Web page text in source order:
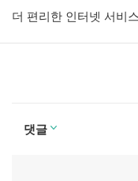
더 편리한 인터넷 서비
댓글